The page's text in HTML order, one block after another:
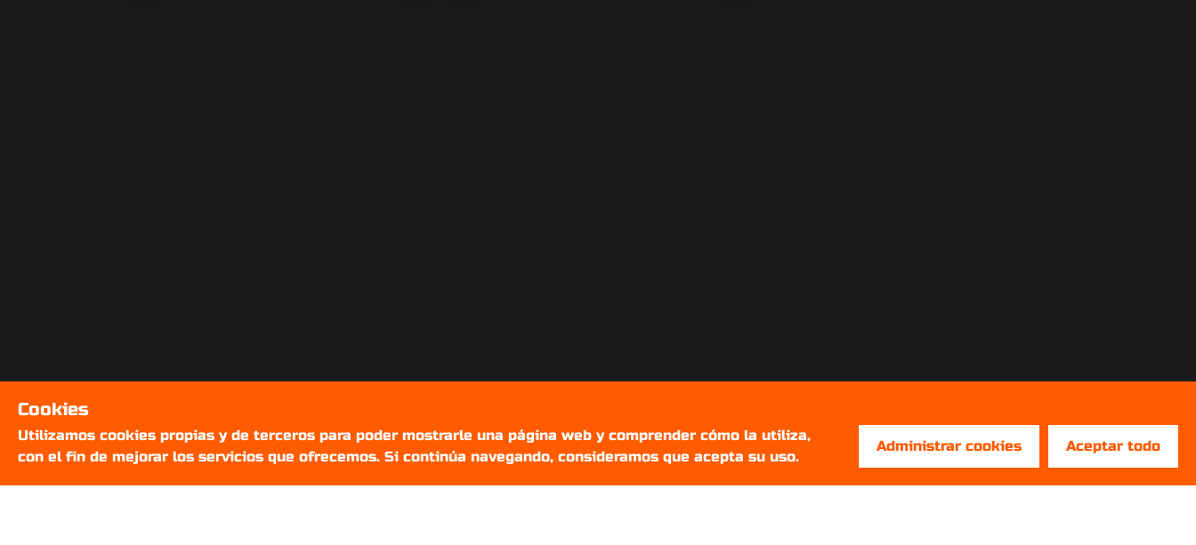
Cookies
Utilizamos cookies propias y de terceros para poder mostrarle una página web y comprender cómo la utiliza,
con el fin de mejorar los servicios que ofrecemos. Si continúa navegando, consideramos que acepta su uso.
Administrar cookies Aceptar todo